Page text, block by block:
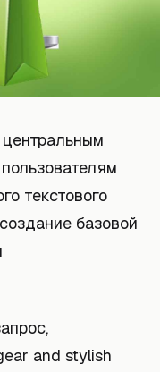
текстового
базовой
and stylish